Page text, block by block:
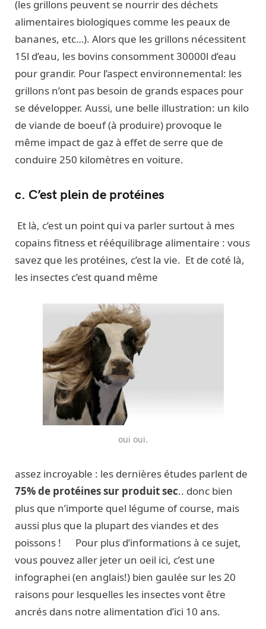
(les grillons peuvent se nourrir des déchets
alimentaires biologiques comme les peaux de
bananes, etc…). Alors que les grillons nécessitent
15l d’eau, les bovins consomment 30000l d’eau
pour grandir. Pour l’aspect environnemental: les
grillons n’ont pas besoin de grands espaces pour
se développer. Aussi, une belle illustration: un kilo
de viande de boeuf (à produire) provoque le
même impact de gaz à effet de serre que de
conduire 250 kilomètres en voiture.
c. C’est plein de protéines
Et là, c’est un point qui va parler surtout à mes
copains fitness et rééquilibrage alimentaire : vous
savez que les protéines, c’est la vie. Et de coté là,
les insectes c’est quand même
oui oui.
assez incroyable : les dernières études parlent de
75% de protéines sur produit sec.. donc bien
plus que n’importe quel légume of course, mais
aussi plus que la plupart des viandes et des
poissons ! Pour plus d’informations à ce sujet,
vous pouvez aller jeter un oeil ici, c’est une
infographei (en anglais!) bien gaulée sur les 20
raisons pour lesquelles les insectes vont être
ancrés dans notre alimentation d’ici 10 ans.